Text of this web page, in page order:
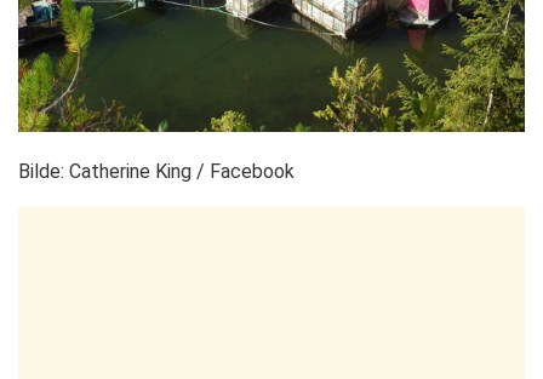
Bilde: Catherine King / Facebook